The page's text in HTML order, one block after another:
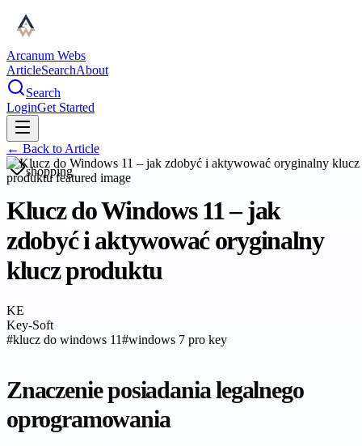
Arcanum Webs
ArticleSearchAbout
Search
LoginGet Started
← Back to Article
shopping
Klucz do Windows 11 – jak
zdobyć i aktywować oryginalny
klucz produktu
KE
Key-Soft
#klucz do windows 11#windows 7 pro key
Znaczenie posiadania legalnego
oprogramowania